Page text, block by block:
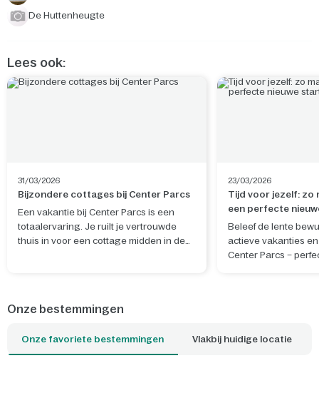
De Huttenheugte
Lees ook:
31/03/2026
Bijzondere cottages bij Center Parcs
Een vakantie bij Center Parcs is een
totaalervaring. Je ruilt je vertrouwde
thuis in voor een cottage midden in de
bijvoorbeeld kunt slapen tussen de
water. Welke cottage is jouw favoriet?
23/03/2026
Tijd voor jezelf: zo
een perfecte
Beleef de lente
actieve vakanties
Center Parcs –
Onze bestemmingen
Onze favoriete bestemmingen Vlakbij huidige locatie